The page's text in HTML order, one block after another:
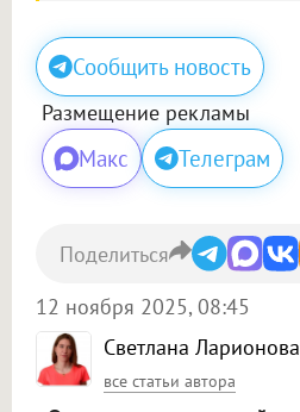
Сообщить новость
Размещение рекламы
Макс Телеграм
Светлана Ларионова
все статьи автора
12 ноября 2025, 08:45
Поделиться